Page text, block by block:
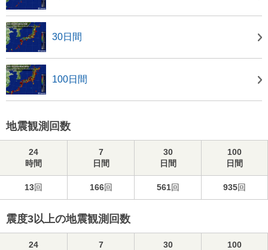
30日間
100日間
地震観測回数
24
時間
7
日間
30
日間
100
日間
13回 166回 561回 935回
震度3以上の地震観測回数
24
7
30
100